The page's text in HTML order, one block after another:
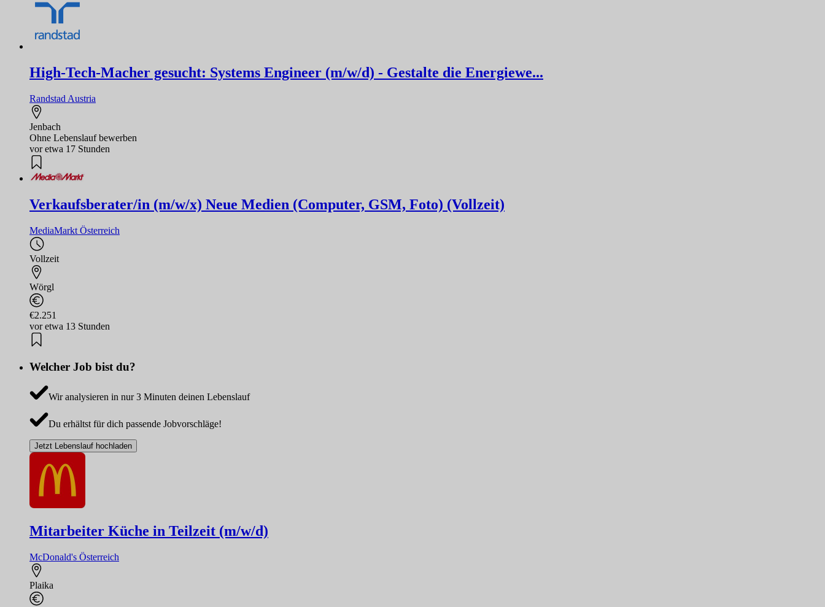
High-Tech-Macher gesucht: Systems Engineer (m/w/d) - Gestalte die Energiewe...
Randstad Austria
Jenbach
Ohne Lebenslauf bewerben
vor etwa 17 Stunden
Verkaufsberater/in (m/w/x) Neue Medien (Computer, GSM, Foto) (Vollzeit)
MediaMarkt Österreich
Vollzeit
Wörgl
€2.251
vor etwa 13 Stunden
Welcher Job bist du?
Wir analysieren in nur 3 Minuten deinen Lebenslauf
Du erhältst für dich passende Jobvorschläge!
Jetzt Lebenslauf hochladen
Mitarbeiter Küche in Teilzeit (m/w/d)
McDonald's Österreich
Plaika